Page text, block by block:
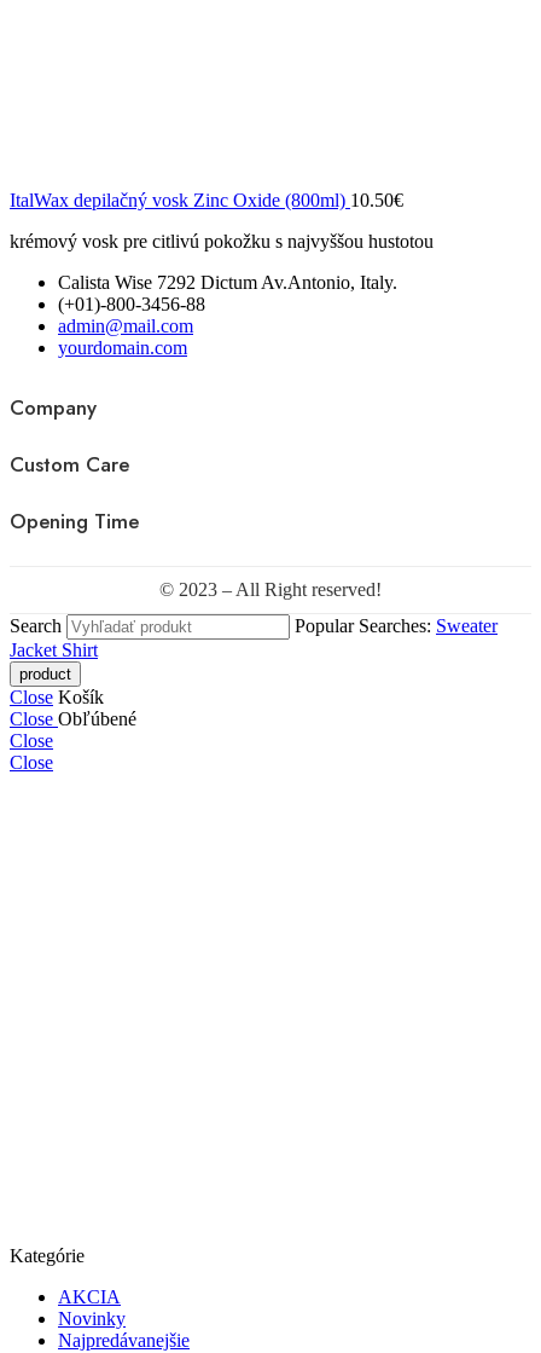
ItalWax depilačný vosk Zinc Oxide (800ml) 10.50€
krémový vosk pre citlivú pokožku s najvyššou hustotou
Calista Wise 7292 Dictum Av.Antonio, Italy.
(+01)-800-3456-88
admin@mail.com
yourdomain.com
Company
Custom Care
Opening Time
© 2023 – All Right reserved!
Search
Popular Searches: Sweater
Jacket Shirt
Close Košík
Close Obľúbené
Close
Close
Kategórie
AKCIA
Novinky
Najpredávanejšie